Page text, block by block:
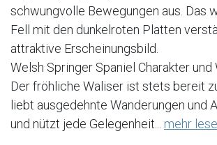
schwungvolle Bewegungen aus. Das
Fell mit den dunkelroten Platten
attraktive Erscheinungsbild.
Welsh Springer Spaniel Charakter und
Der fröhliche Waliser ist stets bereit
liebt ausgedehnte Wanderungen und
und nützt jede Gelegenheit... mehr